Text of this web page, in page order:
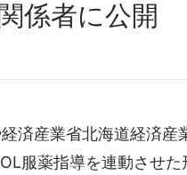
係者に公開
済産業省北海道経済産
服薬指導を連動させ